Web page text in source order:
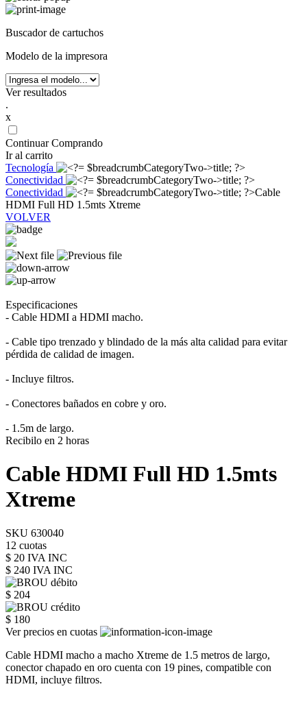
Buscador de cartuchos
Modelo de la impresora
Ver resultados
.
x
Continuar Comprando
Ir al carrito
Tecnología
Conectividad
Conectividad
Cable
HDMI Full HD 1.5mts Xtreme
VOLVER
Especificaciones
- Cable HDMI a HDMI macho.
- Cable tipo trenzado y blindado de la más alta calidad para evitar
pérdida de calidad de imagen.
- Incluye filtros.
- Conectores bañados en cobre y oro.
- 1.5m de largo.
Recibilo en 2 horas
Cable HDMI Full HD 1.5mts
Xtreme
SKU 630040
12 cuotas
$ 20 IVA INC
$ 240 IVA INC
$ 204
$ 180
Ver precios en cuotas
Cable HDMI macho a macho Xtreme de 1.5 metros de largo,
conector chapado en oro cuenta con 19 pines, compatible con
HDMI, incluye filtros.